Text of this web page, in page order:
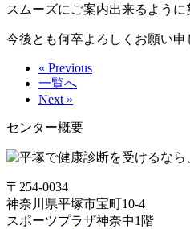
スムーズにご案内出来るように
今後とも何卒よろしくお願い申
« Previous
一覧へ
Next »
センター概要
〒254-0034
神奈川県平塚市宝町10-4
スポーツプラザ神奈中1階